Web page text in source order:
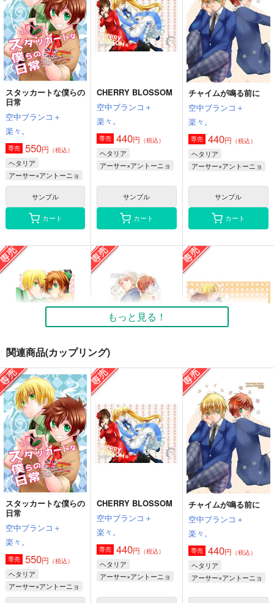
スタッカートな僕らの
日常
空中ブランコ＋
楽々。
専売 550円 （税込）
ヘタリア
アーサー×アントーニョ
サンプル
カート
CHERRY BLOSSOM
空中ブランコ＋
楽々。
専売 440円 （税込）
ヘタリア
アーサー×アントーニョ
サンプル
カート
チャイムが鳴る前に
空中ブランコ＋
楽々。
専売 440円 （税込）
ヘタリア
アーサー×アントーニョ
サンプル
カート
ひなたのにおい
空中ブランコ＋
楽々。
専売 550円（税込）
ヘタリア
アーサー×アントーニョ
サンプル
カート
この想いに名前をつけ
るなら
空中ブランコ＋
楽々。
専売 660円（税込）
ヘタリア
ギルベルト×アントーニョ
カート
恋人はじめました！
空中ブランコ＋
楽々。
専売 550円 （税込）
ヘタリア
アーサー×アントーニョ
サンプル
カート
もっと見る！
関連商品(カップリング)
スタッカートな僕らの
日常
空中ブランコ＋
楽々。
専売 550円 （税込）
ヘタリア
アーサー×アントーニョ
CHERRY BLOSSOM
空中ブランコ＋
楽々。
専売 440円 （税込）
ヘタリア
アーサー×アントーニョ
チャイムが鳴る前に
空中ブランコ＋
楽々。
専売 440円 （税込）
ヘタリア
アーサー×アントーニョ